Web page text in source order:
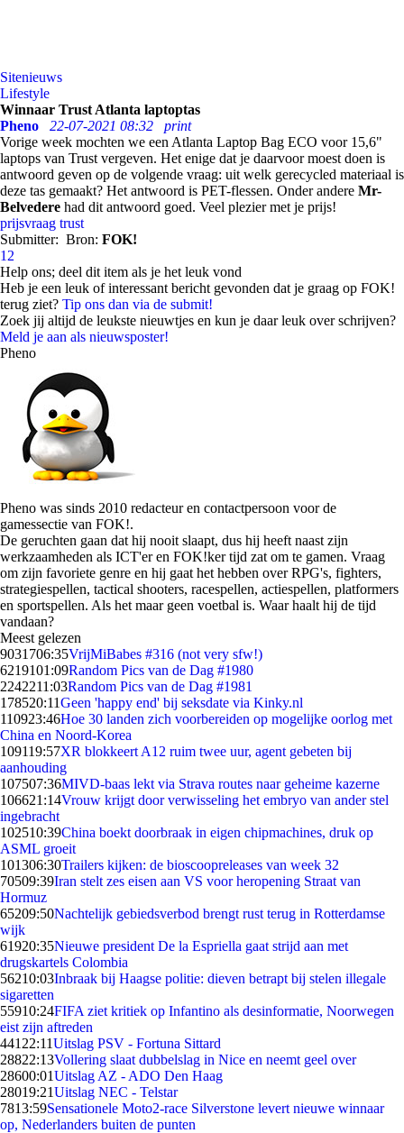
Sitenieuws
Lifestyle
Winnaar Trust Atlanta laptoptas
Pheno
22-07-2021 08:32
print
Vorige week mochten we een Atlanta Laptop Bag ECO voor 15,6"
laptops van Trust vergeven. Het enige dat je daarvoor moest doen is
antwoord geven op de volgende vraag: uit welk gerecycled materiaal is
deze tas gemaakt? Het antwoord is PET-flessen. Onder andere Mr-
Belvedere had dit antwoord goed. Veel plezier met je prijs!
prijsvraag trust
Submitter: Bron: FOK!
12
Help ons; deel dit item als je het leuk vond
Heb je een leuk of interessant bericht gevonden dat je graag op FOK!
terug ziet? Tip ons dan via de submit!
Zoek jij altijd de leukste nieuwtjes en kun je daar leuk over schrijven?
Meld je aan als nieuwsposter!
Pheno
Pheno was sinds 2010 redacteur en contactpersoon voor de
gamessectie van FOK!.
De geruchten gaan dat hij nooit slaapt, dus hij heeft naast zijn
werkzaamheden als ICT'er en FOK!ker tijd zat om te gamen. Vraag
om zijn favoriete genre en hij gaat het hebben over RPG's, fighters,
strategiespellen, tactical shooters, racespellen, actiespellen, platformers
en sportspellen. Als het maar geen voetbal is. Waar haalt hij de tijd
vandaan?
Meest gelezen
9031706:35VrijMiBabes #316 (not very sfw!)
6219101:09Random Pics van de Dag #1980
2242211:03Random Pics van de Dag #1981
178520:11Geen 'happy end' bij seksdate via Kinky.nl
110923:46Hoe 30 landen zich voorbereiden op mogelijke oorlog met
China en Noord-Korea
109119:57XR blokkeert A12 ruim twee uur, agent gebeten bij
aanhouding
107507:36MIVD-baas lekt via Strava routes naar geheime kazerne
106621:14Vrouw krijgt door verwisseling het embryo van ander stel
ingebracht
102510:39China boekt doorbraak in eigen chipmachines, druk op
ASML groeit
101306:30Trailers kijken: de bioscoopreleases van week 32
70509:39Iran stelt zes eisen aan VS voor heropening Straat van
Hormuz
65209:50Nachtelijk gebiedsverbod brengt rust terug in Rotterdamse
wijk
61920:35Nieuwe president De la Espriella gaat strijd aan met
drugskartels Colombia
56210:03Inbraak bij Haagse politie: dieven betrapt bij stelen illegale
sigaretten
55910:24FIFA ziet kritiek op Infantino als desinformatie, Noorwegen
eist zijn aftreden
441 22:11Uitslag PSV - Fortuna Sittard
28822:13Vollering slaat dubbelslag in Nice en neemt geel over
28600:01Uitslag AZ - ADO Den Haag
28019:21Uitslag NEC - Telstar
7813:59Sensationele Moto2-race Silverstone levert nieuwe winnaar
op, Nederlanders buiten de punten